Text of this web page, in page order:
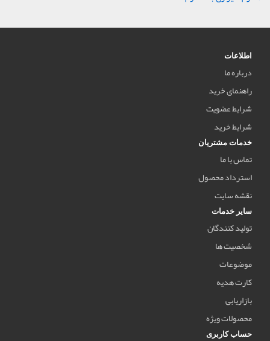
اطلاعات
درباره ما
راهنمای خرید
شرایط عضویت
شرایط خرید
خدمات مشتریان
تماس با ما
استرداد محصول
نقشه سایت
سایر خدمات
تولید کنندگان
شخصیت ها
موضوعات
کارت هدیه
بازاریابی
محصولات ویژه
حساب کاربری